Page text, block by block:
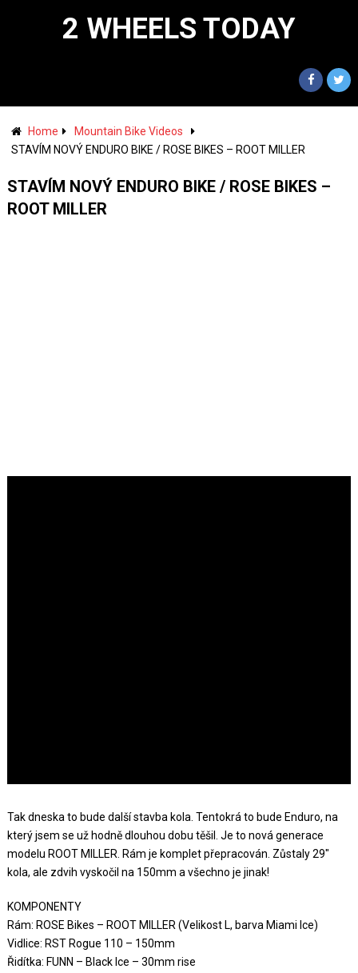
2 WHEELS TODAY
Home
Mountain Bike Videos
STAVÍM NOVÝ ENDURO BIKE / ROSE BIKES – ROOT MILLER
STAVÍM NOVÝ ENDURO BIKE / ROSE BIKES –
ROOT MILLER
Tak dneska to bude další stavba kola. Tentokrá to bude Enduro, na
který jsem se už hodně dlouhou dobu těšil. Je to nová generace
modelu ROOT MILLER. Rám je komplet přepracován. Zůstaly 29″
kola, ale zdvih vyskočil na 150mm a všechno je jinak!
KOMPONENTY
Rám: ROSE Bikes – ROOT MILLER (Velikost L, barva Miami Ice)
Vidlice: RST Rogue 110 – 150mm
Řidítka: FUNN – Black Ice – 30mm rise